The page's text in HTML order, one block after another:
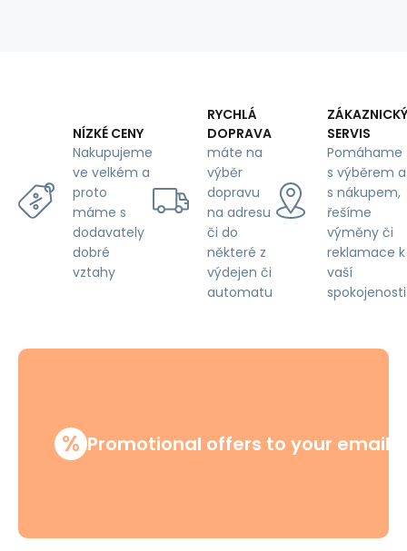
NÍZKÉ CENY
Nakupujeme
ve velkém a
proto
máme s
dodavately
dobré
vztahy
RYCHLÁ
DOPRAVA
máte na
výběr
dopravu
na adresu
či do
některé z
výdejen či
automatu
ZÁKAZNICKÝ
SERVIS
Pomáhame
s výběrem a
s nákupem,
řešíme
výměny či
reklamace k
vaší
spokojenosti
% Promotional offers to your email